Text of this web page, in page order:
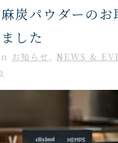
炭パウダーのお
した
お知らせ , NEWS &